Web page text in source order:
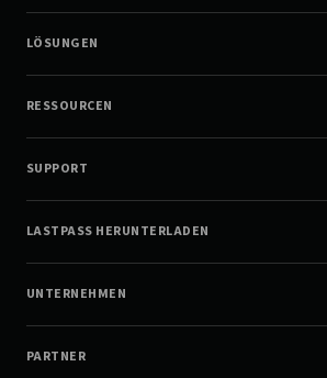
LÖSUNGEN
RESSOURCEN
SUPPORT
LASTPASS HERUNTERLADEN
UNTERNEHMEN
PARTNER